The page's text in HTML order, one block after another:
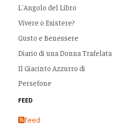
L'Angolo del Libro
Vivere o Esistere?
Gusto e Benessere
Diario di una Donna Trafelata
Il Giacinto Azzurro di
Persefone
FEED
feed